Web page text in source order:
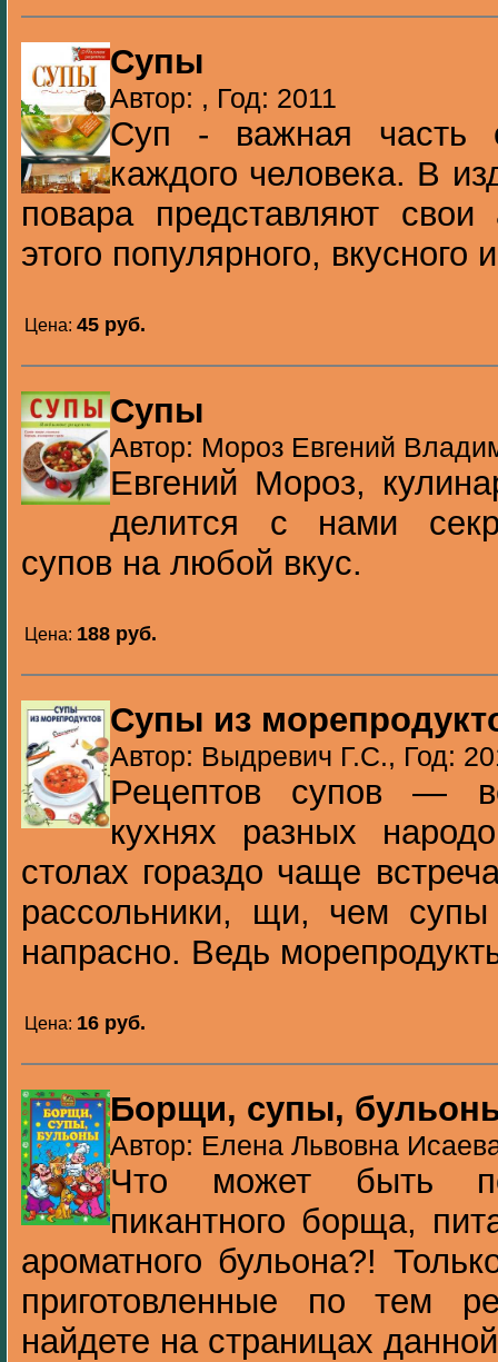
Супы
Автор: , Год: 2011
Суп - важная часть
каждого человека. В
повара представляют свои
этого популярного, вкусного
Цена: 45 pуб.
Супы
Автор: Мороз Евгений
Евгений Мороз,
делится с нами
супов на любой вкус.
Цена: 188 pуб.
Супы из
Автор: Выдревич Г.С., Год:
Рецептов супов —
кухнях разных
столах гораздо чаще
рассольники, щи, чем
напрасно. Ведь
Цена: 16 pуб.
Борщи, супы,
Автор: Елена Львовна
Что может быть
пикантного борща,
ароматного бульона?!
приготовленные по тем
найдете на страницах